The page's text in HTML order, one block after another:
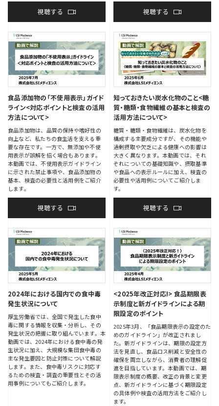
視聴する 視聴する
食品添加物の「不使用表示」ガイド
ライン<対応ポイントと検査の活用
方法について>
食品添加物は、品質の保持や嗜好性の
向上など、私たちの食生活を支える重
要な存在です。一方で、無添加や不使
用表示が誤解を招く場合もあります。
本動画では、不使用表示ガイドライン
に示された禁止事項や、食品添加物の
基本、検査の必要性と活用例をご紹介
します。
視聴する
知っておきたい炭水化物のこと<糖
質・糖類・食物繊維の基本と検査の
活用方法について>
糖質・糖類・食物繊維は、炭水化物を
構成する主要成分ですが、その機能や
過剰摂取や欠乏による健康への影響は
大きく異なります。本動画では、それ
ぞれについての基礎知識や、摂取基準
や食品への表示ルールに加え、検査の
必要性や活用例についてご紹介しま
す。
視聴する
2024年における国内での食中毒
発生状況について
厚生労働省では、全国で発生した食中
毒に関する情報を収集・分析し、その
発生状況の把握に取り組んでいます。本
動画では、2024年における食中毒の発
生状況に加え、大規模な集団食中毒の
主な発生要因と防止対策について解説
します。また、食中毒リスクに対応す
るための検査・調査の重要性とその活
用事例についてもご紹介します。
<2025年改正対応!> 食品期限表
示制度と新ガイドラインによる期
限設定のポイント
2025年3月、「食品期限表示の設定のた
めのガイドライン」が改正されまし
た。新ガイドラインは、期限の設定方
法を見直し、食品ロス削減と安全性の
確保を両立しながら、消費者の理解促
進を目指しています。本動画では、期
限表示制度の概要、改正の背景と変更
点、新ガイドラインに基づく期限設定
の具体例や検査の活用方法をご紹介し
ます。